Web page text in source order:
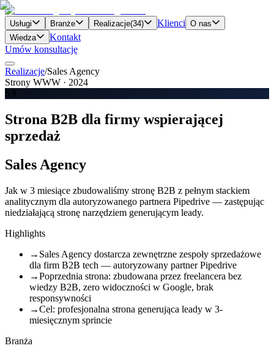
Usługi Branże Realizacje(34) Klienci O nas
Wiedza
Kontakt
Umów konsultację
Realizacje/Sales Agency
Strony WWW · 2024
SA
Strona B2B dla firmy wspierającej
sprzedaż
Sales Agency
Jak w 3 miesiące zbudowaliśmy stronę B2B z pełnym stackiem
analitycznym dla autoryzowanego partnera Pipedrive — zastępując
niedziałającą stronę narzędziem generującym leady.
Highlights
→ Sales Agency dostarcza zewnętrzne zespoły sprzedażowe
dla firm B2B tech — autoryzowany partner Pipedrive
→Poprzednia strona: zbudowana przez freelancera bez
wiedzy B2B, zero widoczności w Google, brak
responsywności
→Cel: profesjonalna strona generująca leady w 3-
miesięcznym sprincie
Branża